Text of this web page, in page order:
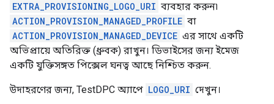
EXTRA_PROVISIONING_LOGO_URI ব্যবহার করুন৷
ACTION_PROVISION_MANAGED_PROFILE বা
ACTION_PROVISION_MANAGED_DEVICE এর সাথে একটি
অভিপ্রায়ে অতিরিক্ত (ধ্রুবক) রাখুন। ডিভাইসের জন্য ইমেজ
একটি যুক্তিসঙ্গত পিক্সেল ঘনত্ব আছে নিশ্চিত করুন.
উদাহরণের জন্য, TestDPC অ্যাপে LOGO_URI দেখুন।